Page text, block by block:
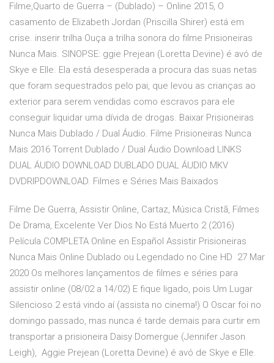
Filme,Quarto de Guerra – (Dublado) – Online 2015, O
casamento de Elizabeth Jordan (Priscilla Shirer) está em
crise. inserir trilha Ouça a trilha sonora do filme Prisioneiras
Nunca Mais. SINOPSE: ggie Prejean (Loretta Devine) é avó de
Skye e Elle. Ela está desesperada a procura das suas netas
que foram sequestrados pelo pai, que levou as crianças ao
exterior para serem vendidas como escravos para ele
conseguir liquidar uma dívida de drogas. Baixar Prisioneiras
Nunca Mais Dublado / Dual Áudio. Filme Prisioneiras Nunca
Mais 2016 Torrent Dublado / Dual Áudio Download LINKS
DUAL ÁUDIO DOWNLOAD DUBLADO DUAL ÁUDIO MKV
DVDRIPDOWNLOAD. Filmes e Séries Mais Baixados
Filme De Guerra, Assistir Online, Cartaz, Música Cristã, Filmes
De Drama, Excelente Ver Dios No Está Muerto 2 (2016)
Película COMPLETA Online en Español Assistir Prisioneiras
Nunca Mais Online Dublado ou Legendado no Cine HD 27 Mar
2020 Os melhores lançamentos de filmes e séries para
assistir online (08/02 a 14/02) E fique ligado, pois Um Lugar
Silencioso 2 está vindo aí (assista no cinema!) O Oscar foi no
domingo passado, mas nunca é tarde demais para curtir em
transportar a prisioneira Daisy Domergue (Jennifer Jason
Leigh), Aggie Prejean (Loretta Devine) é avó de Skye e Elle.